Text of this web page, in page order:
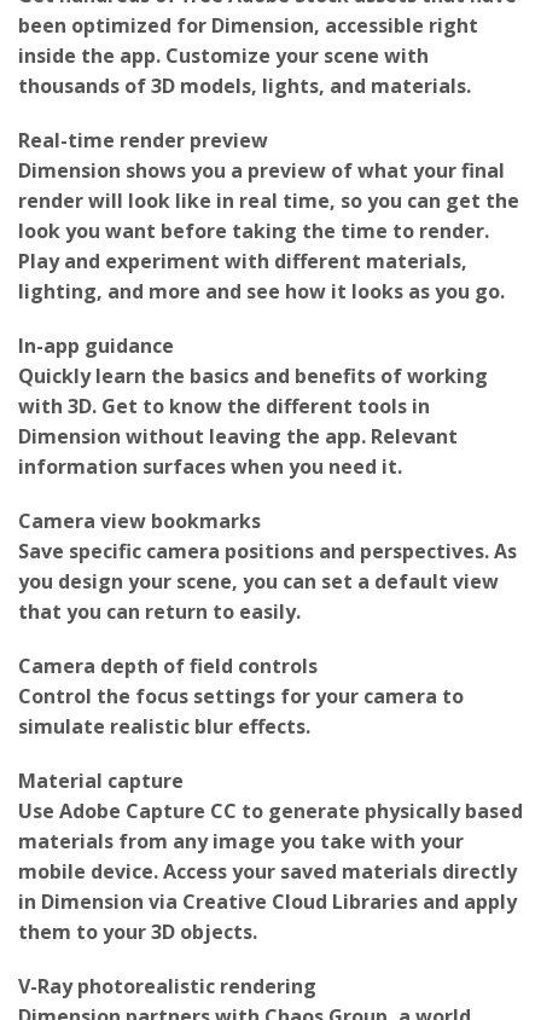
Get hundreds of free Adobe Stock assets that have
been optimized for Dimension, accessible right
inside the app. Customize your scene with
thousands of 3D models, lights, and materials.
Real-time render preview
Dimension shows you a preview of what your final
render will look like in real time, so you can get the
look you want before taking the time to render.
Play and experiment with different materials,
lighting, and more and see how it looks as you go.
In-app guidance
Quickly learn the basics and benefits of working
with 3D. Get to know the different tools in
Dimension without leaving the app. Relevant
information surfaces when you need it.
Camera view bookmarks
Save specific camera positions and perspectives. As
you design your scene, you can set a default view
that you can return to easily.
Camera depth of field controls
Control the focus settings for your camera to
Material capture
Use Adobe Capture CC to generate physically based
materials from any image you take with your
mobile device. Access your saved materials directly
in Dimension via Creative Cloud Libraries and apply
them to your 3D objects.
V-Ray photorealistic rendering